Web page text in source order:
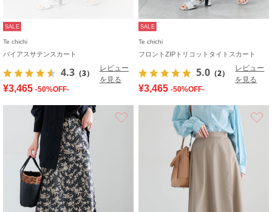
SALE
Te chichi
バイアスサテンスカート
4.3 （3）
レビュー
を見る
¥3,465 -50%OFF-
SALE
Te chichi
フロントZIPトリコットタイトスカート
5.0 （2）
レビュー
を見る
¥3,465 -50%OFF-